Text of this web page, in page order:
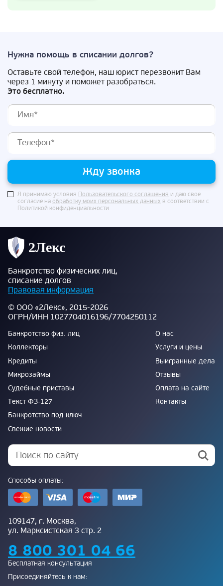
Нужна помощь в списании долгов?
Оставьте свой телефон, наш юрист перезвонит Вам
через 1 минуту и поможет разобраться.
Это бесплатно.
Жду звонка
Я принимаю условия Пользовательского соглашения и даю свое
согласие на обработку моих персональных данных в соответствии с
Политикой конфиденциальности
Банкротство физических лиц,
списание долгов
Правовая информация
© ООО «2Лекс», 2015-2026
ОГРН/ИНН 1027704016196/7704250112
Банкротство физ. лиц
Коллекторы
Кредиты
Микрозаймы
Судебные приставы
Текст ФЗ-127
Банкротство под ключ
Свежие новости
О нас
Услуги и цены
Выигранные дела
Отзывы
Оплата на сайте
Контакты
Способы оплаты:
109147, г. Москва,
ул. Марксистская 3 стр. 2
8 800 301 04 66
Бесплатная консультация
Присоединяйтесь к нам: